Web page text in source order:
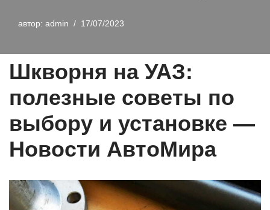
автор: admin 17/07/2023
Шкворня на УАЗ:
полезные советы по
выбору и установке —
Новости АвтоМира